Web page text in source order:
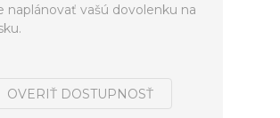
naplánovať vašú dovolenku na
OVERIŤ DOSTUPNOSŤ